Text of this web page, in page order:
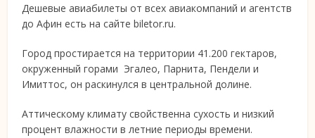
Дешевые авиабилеты от всех авиакомпаний и агентств
до Афин есть на сайте biletor.ru.
Город простирается на территории 41.200 гектаров,
окруженный горами Эгалео, Парнита, Пендели и
Имиттос, он раскинулся в центральной долине.
Аттическому климату свойственна сухость и низкий
процент влажности в летние периоды времени.